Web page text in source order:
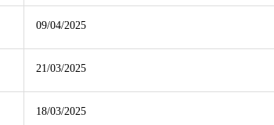
09/04/2025
21/03/2025
18/03/2025